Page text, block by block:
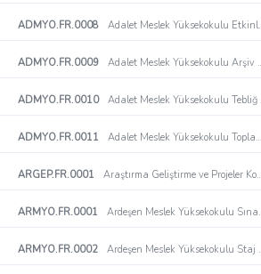
ADMYO.FR.0008 Adalet Meslek Yüksekokulu Etkinlik İmza Tutanağı Formu
ADMYO.FR.0009 Adalet Meslek Yüksekokulu Arşiv Evrak Teslim Tutanağı Formu
ADMYO.FR.0010 Adalet Meslek Yüksekokulu Tebliğ Tebellüğ Listesi Formu
ADMYO.FR.0011 Adalet Meslek Yüksekokulu Toplantı Tutanağı
ARGEP.FR.0001 Araştırma Geliştirme ve Projeler Koordinatörlüğü Organizasyon Şeması
ARMYO.FR.0001 Ardeşen Meslek Yüksekokulu Sınav Değerlendirme Formu
ARMYO.FR.0002 Ardeşen Meslek Yüksekokulu Staj Değerlendirme Formu